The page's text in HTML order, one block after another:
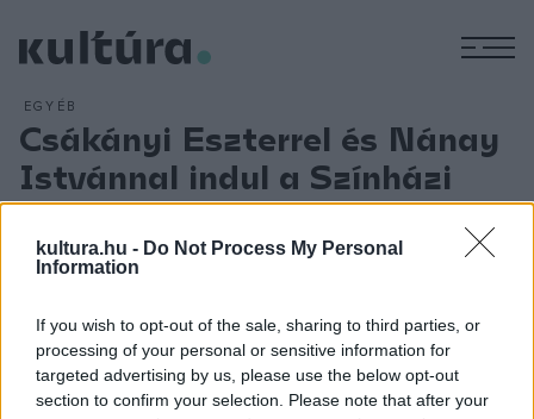
kultura.hu - Do Not Process My Personal
Information
If you wish to opt-out of the sale, sharing to third parties, or
processing of your personal or sensitive information for
targeted advertising by us, please use the below opt-out
section to confirm your selection. Please note that after your
EGYÉB
Csákányi Eszterrel és Nánay
Istvánnal indul a Színházi
Kritikusok Céhének jubileumi
beszélgetéssorozata
ARCHÍV2019. JANUÁR 21.
évad végén adta át a Színikritikusok díját. A 40. évforduló
kapcsán induló beszélgetéssorozatban meghívott
kritikusokkal és díjazott alkotókkal járják körül, mit jelentett a